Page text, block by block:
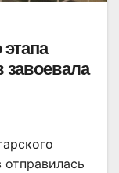
завоевала
отправилась